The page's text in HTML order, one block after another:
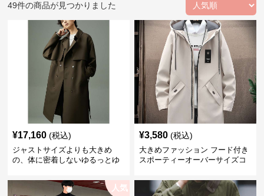
49件の商品が見つかりました
¥17,160 (税込)
ジャストサイズよりも大きめ
の、体に密着しないゆるっとゆ
ゆったりシルエットトレンチコ
¥3,580 (税込)
大きめファッション フード付き
スポーティーオーバーサイズコ
人気